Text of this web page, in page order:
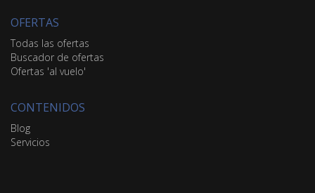
OFERTAS
Todas las ofertas
Buscador de ofertas
Ofertas 'al vuelo'
CONTENIDOS
Blog
Servicios